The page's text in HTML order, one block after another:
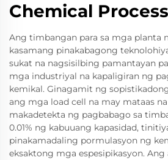
Chemical
Ang timbangan para sa mga planta
kasamang pinakabagong
sukat na nagsisilbing pamantayan
mga industriyal na kapaligiran ng
kemikal. Ginagamit ng
ang mga load cell na may mataas
makadetekta ng pagbabago sa
0.01% ng kabuuang kapasidad,
pinakamadaling pormulasyon ng
eksaktong mga espesipikasyon.